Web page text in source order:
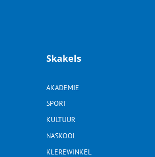
Skakels
AKADEMIE
SPORT
KULTUUR
NASKOOL
KLEREWINKEL